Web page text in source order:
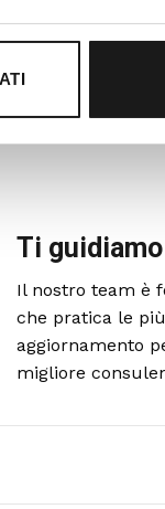
Ti
Il nostro team è
che pratica le
aggiornamento
migliore